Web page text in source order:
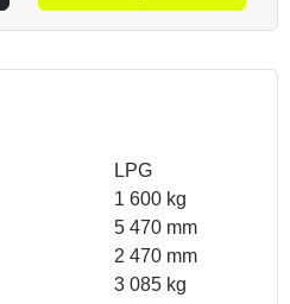
LPG
1 600 kg
5 470 mm
2 470 mm
3 085 kg